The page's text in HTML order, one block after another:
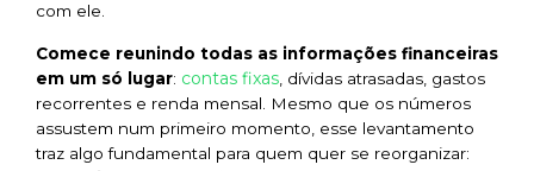
com ele.
Comece reunindo todas as informações financeiras
em um só lugar: contas fixas , dívidas atrasadas, gastos
recorrentes e renda mensal. Mesmo que os números
assustem num primeiro momento, esse levantamento
traz algo fundamental para quem quer se reorganizar: